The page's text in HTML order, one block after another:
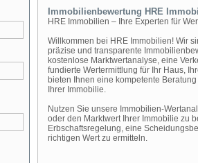
Immobilienbewertung HRE
HRE Immobilien – Ihre Experten für
Willkommen bei HRE Immobilien! Wir
präzise und transparente
kostenlose Marktwertanalyse, eine
fundierte Wertermittlung für Ihr Haus,
bieten Ihnen eine kompetente
Ihrer Immobilie.
Nutzen Sie unsere Immobilien-
oder den Marktwert Ihrer Immobilie zu
Erbschaftsregelung, eine
richtigen Wert zu ermitteln.